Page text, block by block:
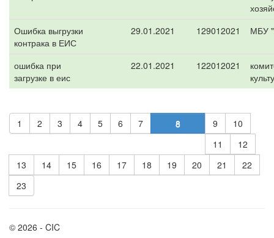
Ошибка выгрузки
контрака в ЕИС
29.01.2021 129012021 МБУ
ошибка при
загрузке в еис
22.01.2021 122012021
1 2 3 4 5 6 7 8 9
10
11
12
13
14 15 16 17 18 19 20 21
22
23
© 2026 - CIC